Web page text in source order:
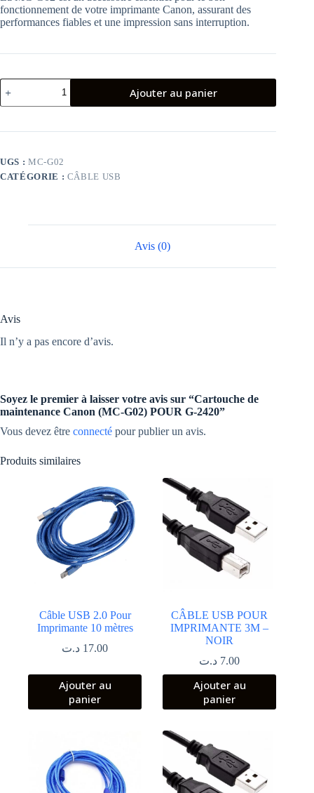
fonctionnement de votre imprimante Canon, assurant des
performances fiables et une impression sans interruption.
quantité
de
Cartouche
maintenance
G02)
POUR
Ajouter au panier
UGS : MC-G02
CATÉGORIE : CÂBLE USB
Avis (0)
Avis
Il n’y a pas encore d’avis.
Soyez le premier à laisser votre avis sur “Cartouche de
maintenance Canon (MC-G02) POUR G-2420”
Vous devez être connecté pour publier un avis.
Produits similaires
Câble USB 2.0 Pour
Imprimante 10 mètres
17.00 د.ت
Ajouter au
panier
CÂBLE USB POUR
IMPRIMANTE 3M –
NOIR
7.00 د.ت
Ajouter au
panier